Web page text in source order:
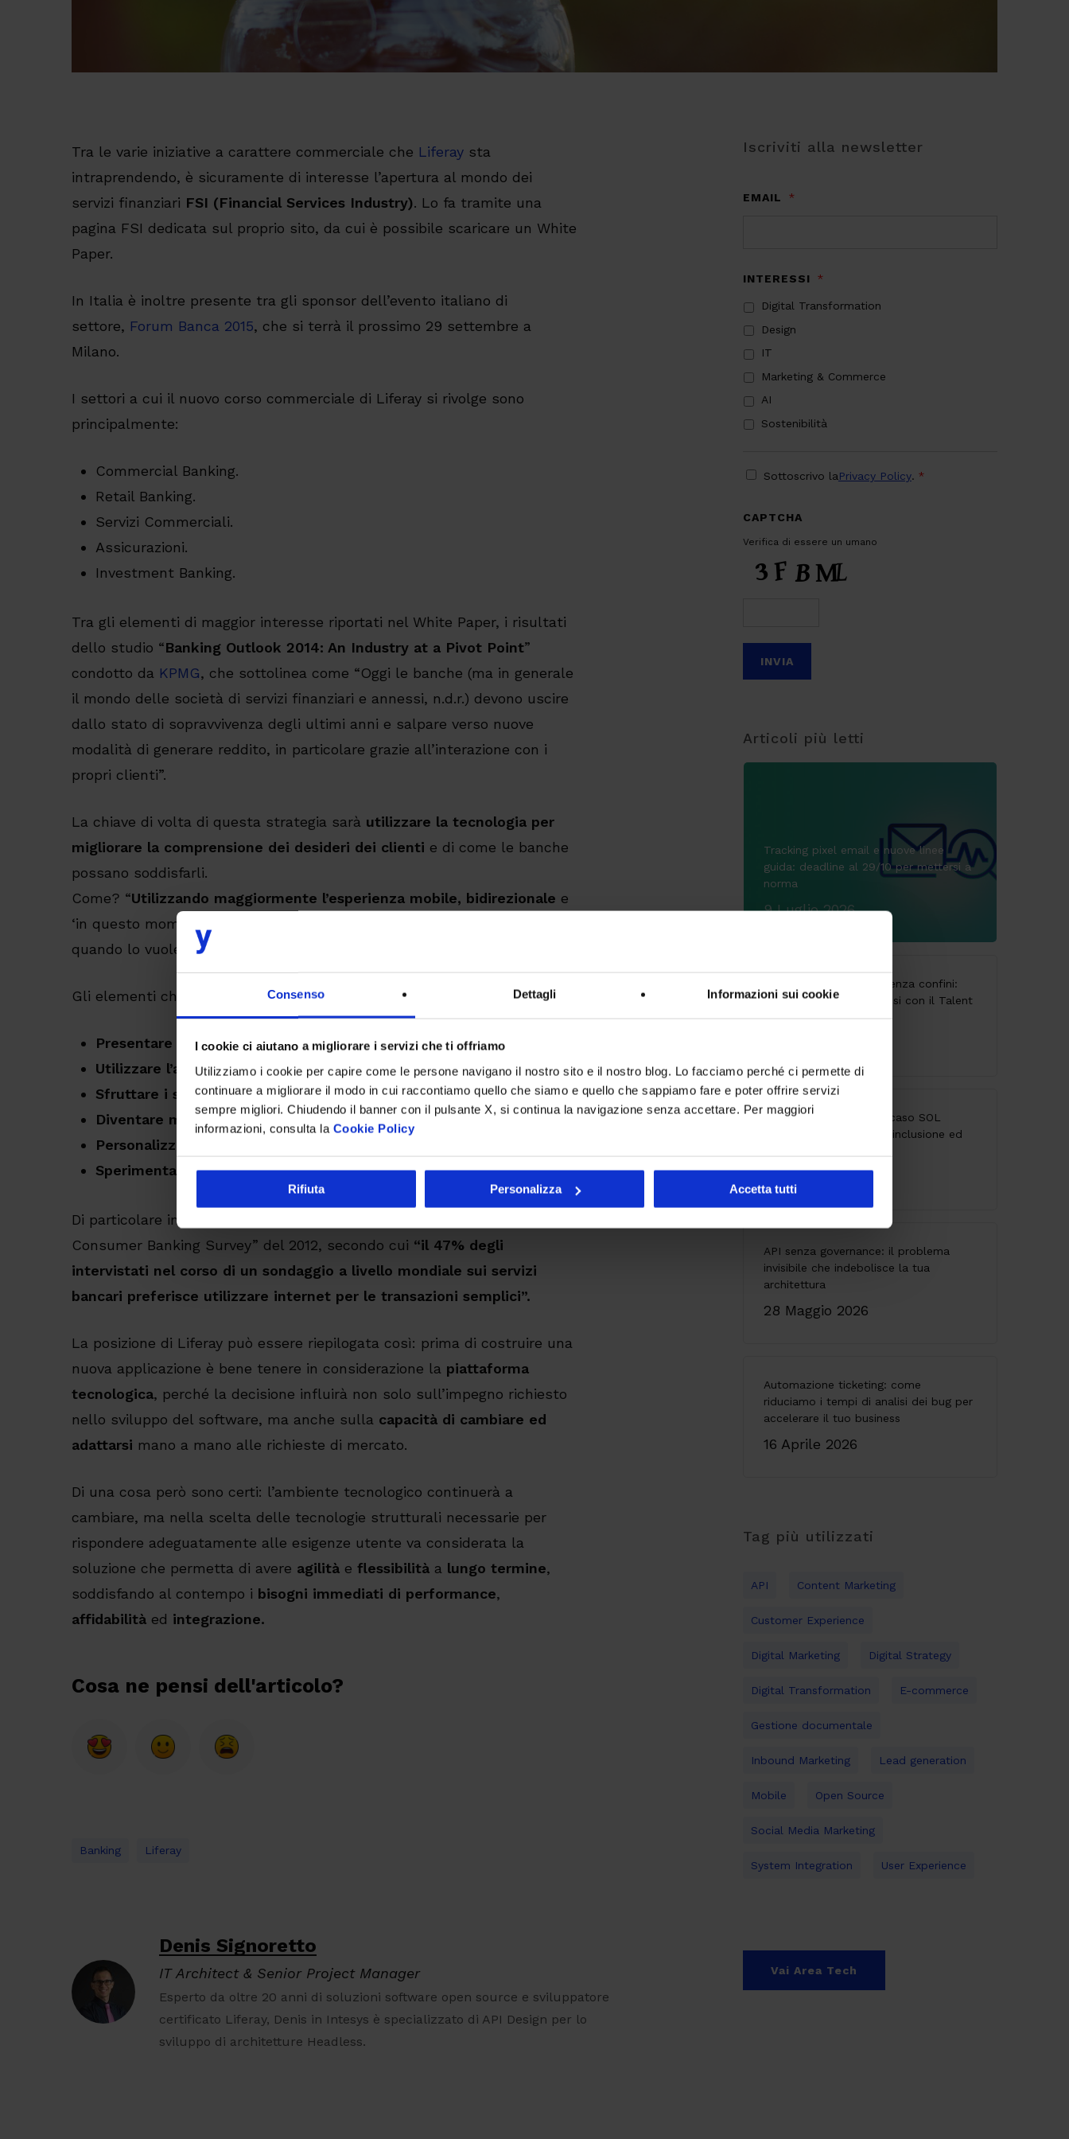
Consenso Dettagli Informazioni sui cookie
I cookie ci aiutano a migliorare i servizi che ti offriamo
Utilizziamo i cookie per capire come le persone navigano il nostro sito e il nostro blog. Lo facciamo perché ci permette di
continuare a migliorare il modo in cui raccontiamo quello che siamo e quello che sappiamo fare e poter offrire servizi
sempre migliori. Chiudendo il banner con il pulsante X, si continua la navigazione senza accettare. Per maggiori
informazioni, consulta la Cookie Policy
Rifiuta Personalizza Accetta tutti
Tra le varie iniziative a carattere commerciale che Liferay sta
intraprendendo, è sicuramente di interesse l’apertura al mondo dei
servizi finanziari FSI (Financial Services Industry). Lo fa tramite una
pagina FSI dedicata sul proprio sito, da cui è possibile scaricare un White
Paper.
In Italia è inoltre presente tra gli sponsor dell’evento italiano di
settore, Forum Banca 2015, che si terrà il prossimo 29 settembre a
Milano.
I settori a cui il nuovo corso commerciale di Liferay si rivolge sono
principalmente:
Commercial Banking.
Retail Banking.
Servizi Commerciali.
Assicurazioni.
Investment Banking.
Tra gli elementi di maggior interesse riportati nel White Paper, i risultati
dello studio “Banking Outlook 2014: An Industry at a Pivot Point”
condotto da KPMG, che sottolinea come “Oggi le banche (ma in generale
il mondo delle società di servizi finanziari e annessi, n.d.r.) devono uscire
dallo stato di sopravvivenza degli ultimi anni e salpare verso nuove
modalità di generare reddito, in particolare grazie all’interazione con i
propri clienti”.
La chiave di volta di questa strategia sarà utilizzare la tecnologia per
migliorare la comprensione dei desideri dei clienti e di come le banche
possano soddisfarli.
Come? “Utilizzando maggiormente l’esperienza mobile, bidirezionale e
‘in questo momento’ in modo tale da fornire al cliente quello che vuole e
quando lo vuole”.
Gli elementi chiave che il White Paper pone nel definire la strategia sono:
Presentare un front-end unificato.
Utilizzare l’architettura modulare per avere agilità e sicurezza.
Sfruttare i sistemi esistenti.
Diventare mobile.
Personalizzare l’esperienza online (targeting).
Sperimentare la web engagement.
Di particolare interesse anche lo studio citato di
Consumer Banking Survey” del 2012, secondo cui “il 47% degli
intervistati nel corso di un sondaggio a livello mondiale sui servizi
bancari preferisce utilizzare internet per le transazioni semplici”.
La posizione di Liferay può essere riepilogata così: prima di costruire una
nuova applicazione è bene tenere in considerazione la piattaforma
tecnologica, perché la decisione influirà non solo sull’impegno richiesto
nello sviluppo del software, ma anche sulla capacità di cambiare ed
adattarsi mano a mano alle richieste di mercato.
Di una cosa però sono certi: l’ambiente tecnologico continuerà a
cambiare, ma nella scelta delle tecnologie strutturali necessarie per
rispondere adeguatamente alle esigenze utente va considerata la
soluzione che permetta di avere agilità eflessibilità a lungo termine,
soddisfando al contempo i bisogni immediati di performance,
affidabilità ed integrazione.
Cosa ne pensi dell'articolo?
Banking Liferay
Denis Signoretto
IT Architect & Senior Project Manager
Esperto da oltre 20 anni di soluzioni software open source e sviluppatore
certificato Liferay, Denis in Intesys è specializzato di API Design per lo
sviluppo di architetture Headless.
Iscriviti alla newsletter
EMAIL *
INTERESSI *
Digital Transformation
Design
IT
Marketing & Commerce
AI
Sostenibilità
PRIVACY
Sottoscrivo laPrivacy Policy. *
CAPTCHA
Verifica di essere un umano
Articoli più letti
Tracking pixel email e nuove linee
guida: deadline al 29/10 per mettersi a
norma
9 Luglio 2026
CodyLab, formazione senza confini:
Italia e Camerun connessi con il Talent
Accelerator Program
Accessibilità digitale: il caso SOL
Veritas tra innovazione, inclusione ed
API senza governance: il problema
invisibile che indebolisce la tua
architettura
28 Maggio 2026
Automazione ticketing: come
riduciamo i tempi di analisi dei bug per
accelerare il tuo business
16 Aprile 2026
Tag più utilizzati
API Content Marketing
Customer Experience
Digital Marketing Digital Strategy
Digital Transformation E-commerce
Gestione documentale
Inbound Marketing Lead generation
Mobile Open Source
Social Media Marketing
System Integration User Experience
Vai Area Tech